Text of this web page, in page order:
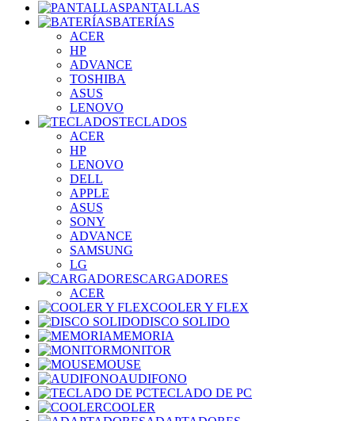
PANTALLAS
BATERÍAS
ACER
HP
ADVANCE
TOSHIBA
ASUS
LENOVO
TECLADOS
ACER
HP
LENOVO
DELL
APPLE
ASUS
SONY
ADVANCE
SAMSUNG
LG
CARGADORES
ACER
COOLER Y FLEX
DISCO SOLIDO
MEMORIA
MONITOR
MOUSE
AUDIFONO
TECLADO DE PC
COOLER